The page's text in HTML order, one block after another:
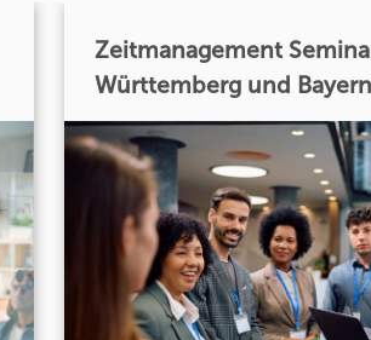
Zeitmanagement
Württemberg und